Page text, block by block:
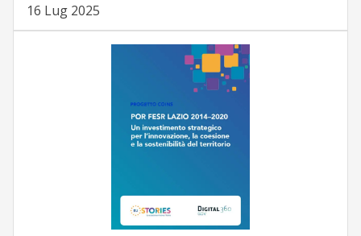
16 Lug 2025